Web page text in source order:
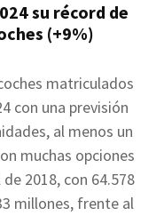
su récord de
(+9%)
matriculados
con una previsión
al menos un
muchas opciones
2018, con 64.578
millones, frente al